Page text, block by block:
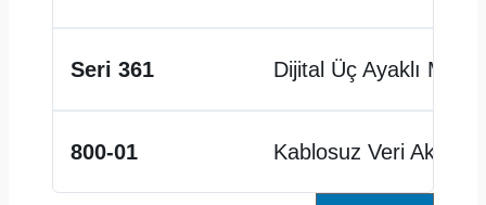
Seri 361 Dijital Üç Ayaklı
800-01 Kablosuz Veri